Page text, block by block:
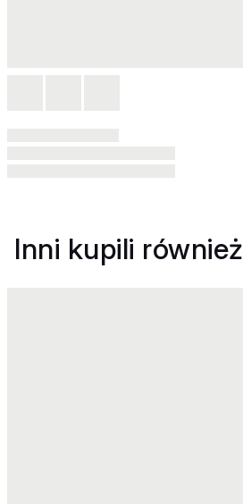
Inni kupili również